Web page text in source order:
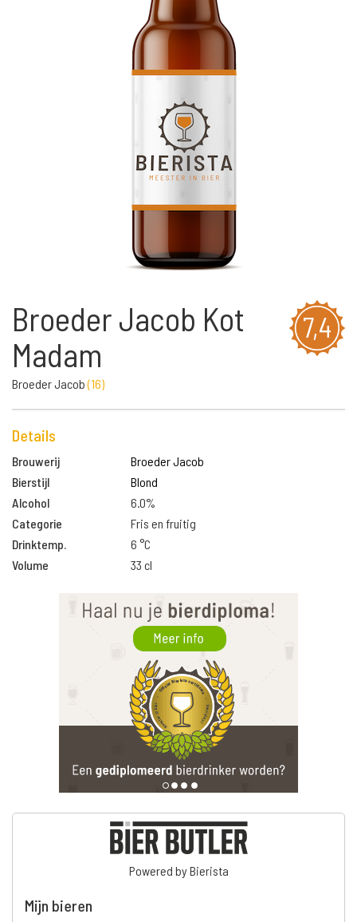
7,4
Broeder Jacob Kot
Madam
Broeder Jacob(16)
Details
Brouwerij
Broeder Jacob
Bierstijl
Blond
Alcohol
6.0%
Categorie
Fris en fruitig
Drinktemp.
6 °C
Volume
33 cl
Powered by Bierista
Mijn bieren